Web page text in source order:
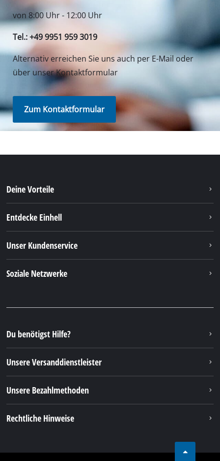
von 8:00 Uhr - 12:00 Uhr
Tel.: +49 9951 959 3019
Alternativ erreichen Sie uns auch per E-Mail oder
über unser Kontaktformular
Zum Kontaktformular
Deine Vorteile
Entdecke Einhell
Unser Kundenservice
Soziale Netzwerke
Du benötigst Hilfe?
Unsere Versanddienstleister
Unsere Bezahlmethoden
Rechtliche Hinweise